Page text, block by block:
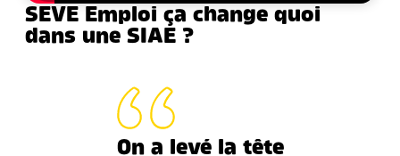
SEVE Emploi ça change quoi
dans une SIAE ?
On a levé la tête